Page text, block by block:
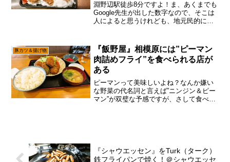
淵野辺駅徒歩8分ですよ！ま、あくまでも
Google先生が出した数字なので、そこは
人によると思うけれども、地元民的にも
するので、基本的に”Googleマップ”に表
示され...
豚カツ＆揚げ物
『飯野屋』相模原には”ピーマン
肉詰めフライ”を食べられる店が
ある
ピーマンって美味しいよね？なんか嫌い
な野菜の代名詞と言えば”ニンジン＆ピー
マン”が双璧な予感ですが、さして食べれ
『シャウエッセン』をTurk（ターク）
鉄フライパンで焼く！＠シャウエッセ